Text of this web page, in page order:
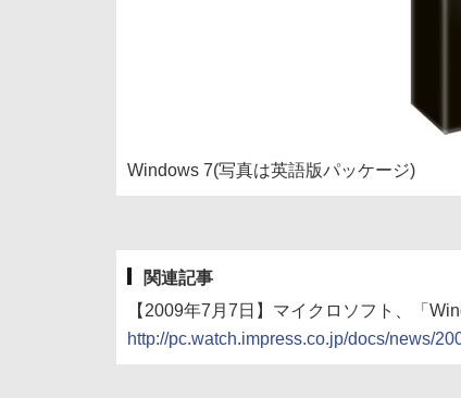
Windows 7(写真は英語版パッケージ)
関連記事
【2009年7月7日】マイクロソフト、「
http://pc.watch.impress.co.jp/docs/news/